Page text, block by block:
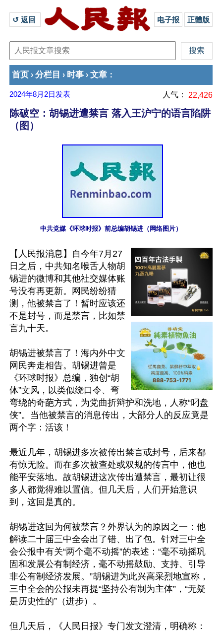
↺ 返回 电子报 正體版
首页 › 分栏目 › 时事 › 文章 ：
2024年8月2日 发表 人气： 22,426
陈破空：胡锡进遭禁言 落入王沪宁的语言陷阱
（图）
中共党媒《环球时报》前总编胡锡进（网络图片）
【人民报消息】自今年7月27
日之后，中共知名喉舌人物胡
锡进的微博和其他社交媒体账
号没有再更新。网民纷纷猜
测，他被禁言了！暂时应该还
不是封号，而是禁言，比如禁
言九十天。
胡锡进被禁言了！海内外中文
网民奔走相告。胡锡进曾是
《环球时报》总编，独创“胡
体”文风，以类似绕口令、弯
弯绕的奇葩方式，为党曲折辩护和洗地，人称“叼盘
侠”。当他被禁言的消息传出，大部分人的反应竟是
两个字：活该！
最近几年，胡锡进多次被传出禁言或封号，后来都
有惊无险。而在多次被查处或双规的传言中，他也
能平安落地。故胡锡进这次传出遭禁言，最初让很
多人都觉得难以置信。但几天后，人们开始意识
到，这回是真的。
胡锡进这回为何被禁言？外界认为的原因之一：他
解读二十届三中全会出了错、出了包。针对三中全
会公报中有关“两个毫不动摇”的表述：“毫不动摇巩
固和发展公有制经济，毫不动摇鼓励、支持、引导
非公有制经济发展。”胡锡进为此兴高采烈地宣称，
三中全会的公报未再提“坚持公有制为主体”，“无疑
是历史性的”（进步）。
但几天后，《人民日报》专门发文澄清，明确称：